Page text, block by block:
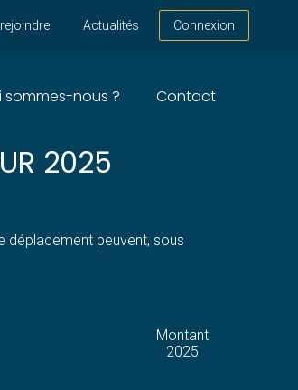
Actualités Connexion
sommes-nous ? Contact
2025
déplacement peuvent, sous
Montant
2025